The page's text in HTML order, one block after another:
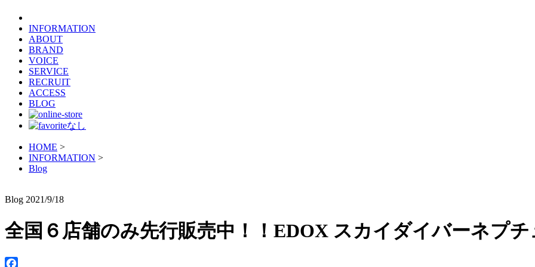
INFORMATION
ABOUT
BRAND
VOICE
SERVICE
RECRUIT
ACCESS
BLOG
HOME >
INFORMATION >
Blog
Blog 2021/9/18
全国６店舗のみ先行販売中！！EDOX スカイダイバーネプ